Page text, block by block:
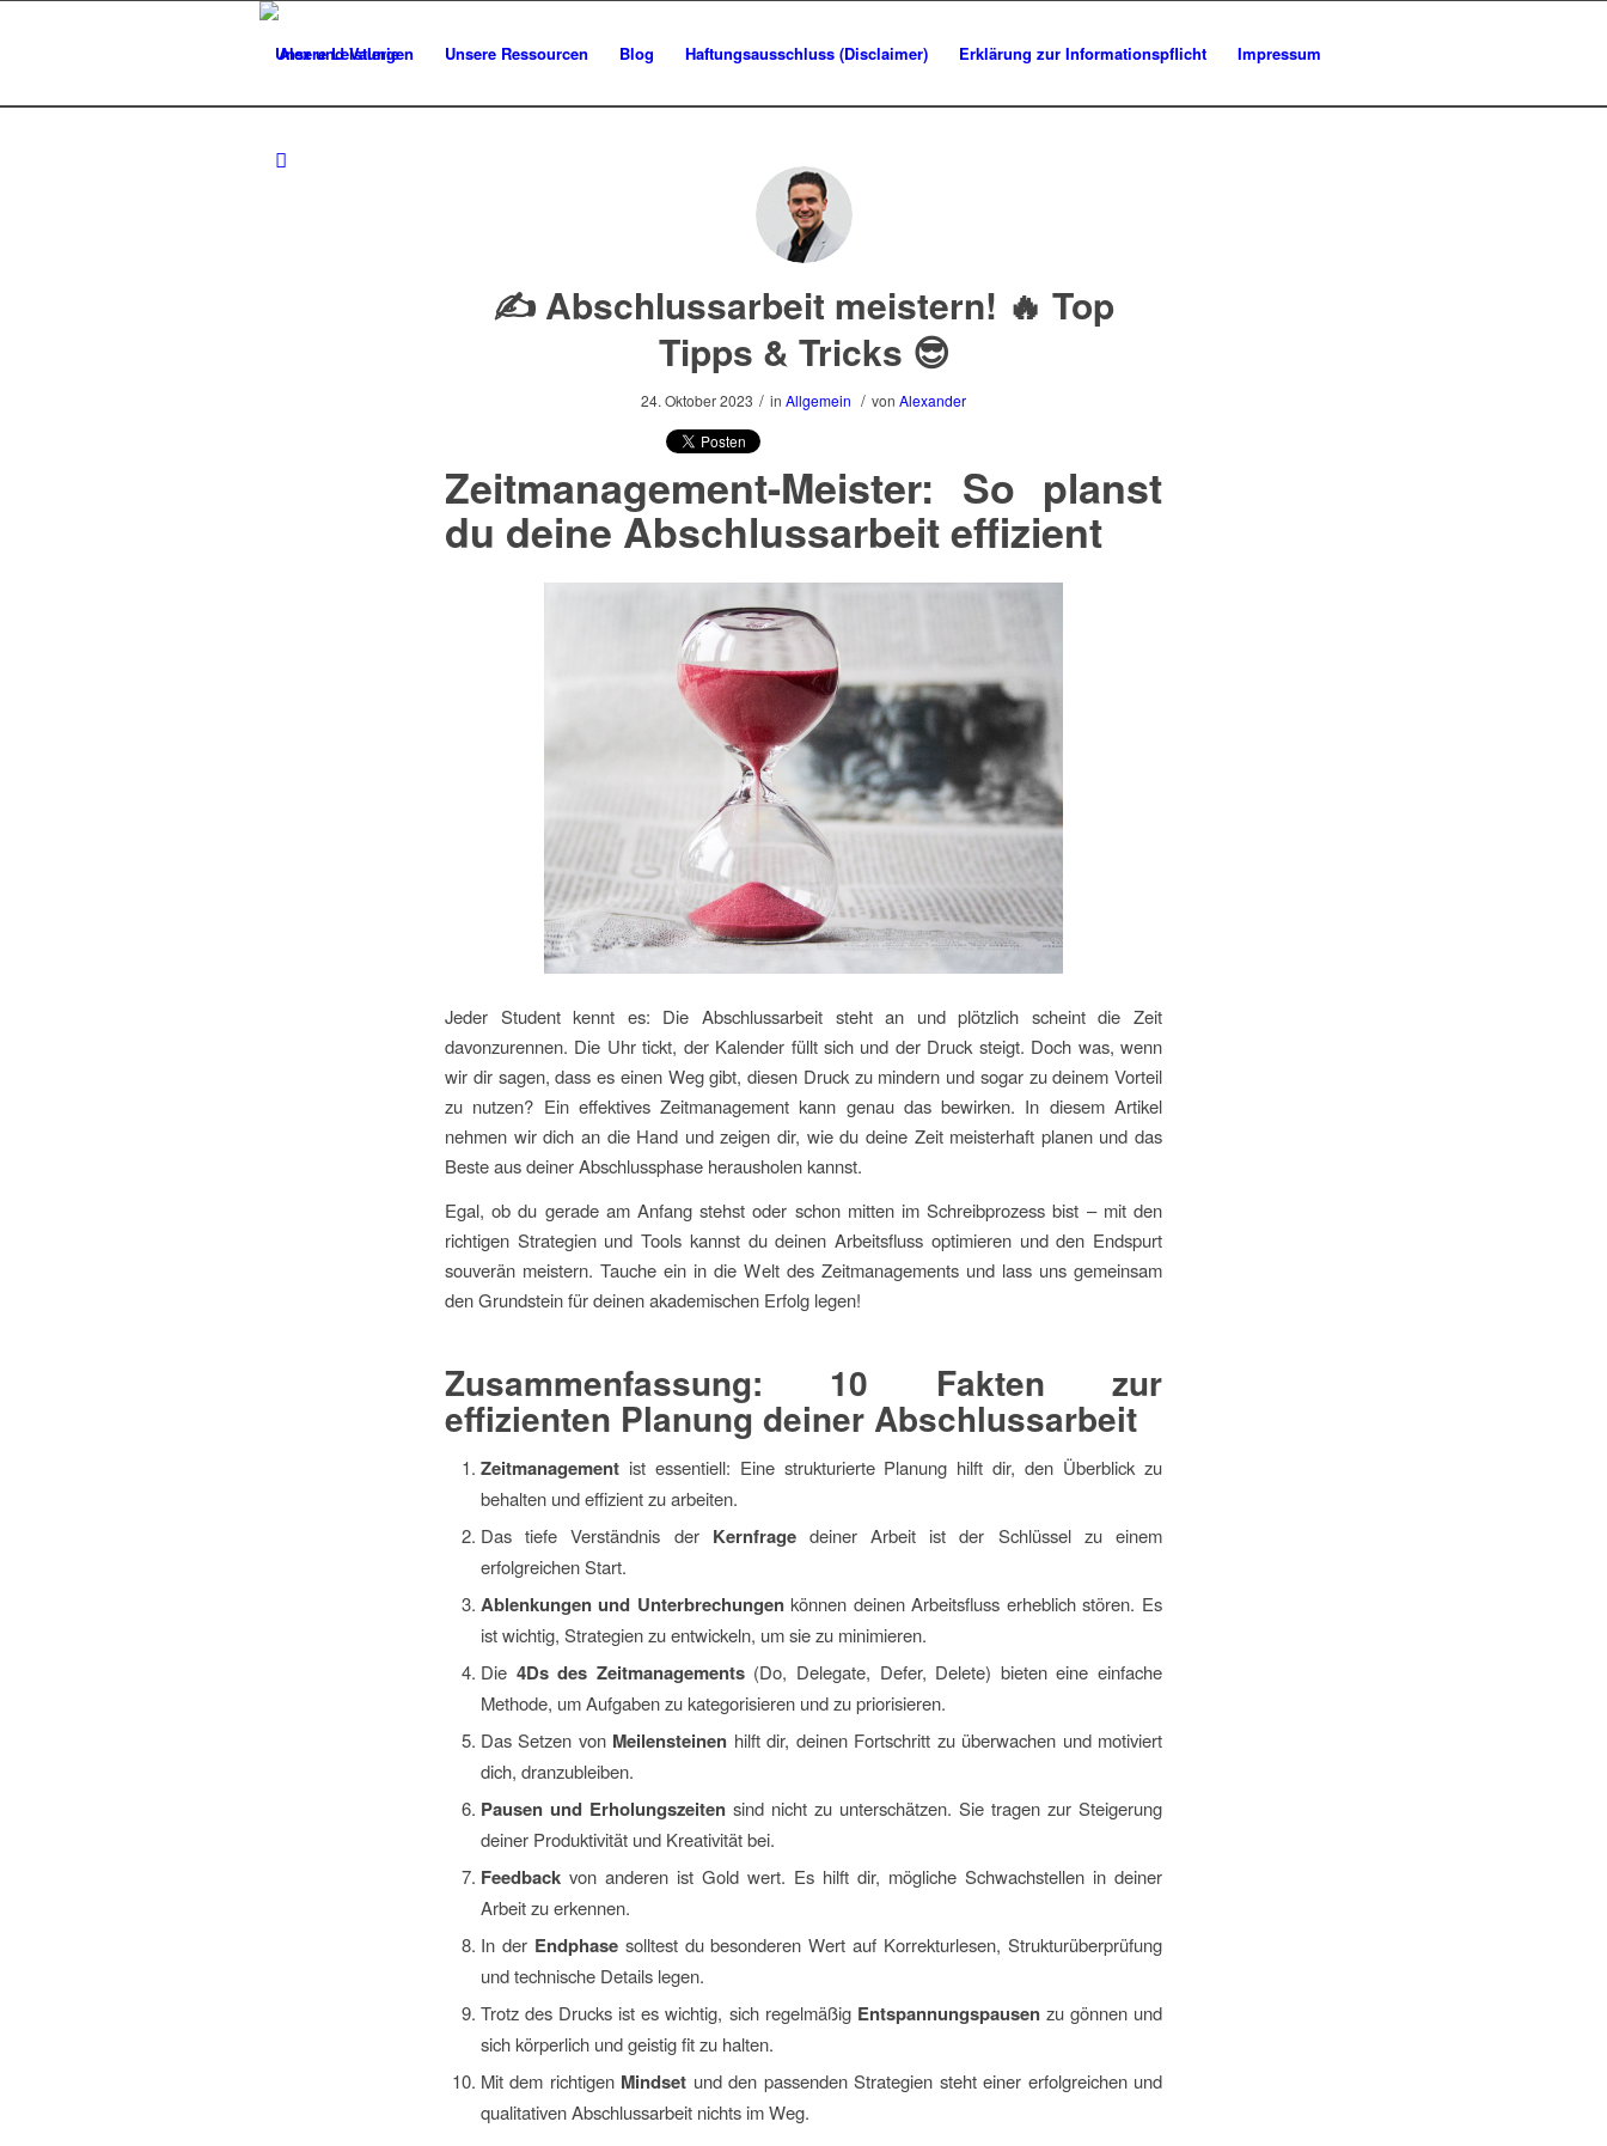
Unsere Leistungen Unsere Ressourcen Blog Haftungsausschluss (Disclaimer) Erklärung zur Informationspflicht Impressum
✍️ Abschlussarbeit meistern! 🔥 Top
Tipps & Tricks 😎
24. Oktober 2023 / in Allgemein / von Alexander
Zeitmanagement-Meister: So planst
du deine Abschlussarbeit effizient
Jeder Student kennt es: Die Abschlussarbeit steht an und plötzlich scheint die Zeit
davonzurennen. Die Uhr tickt, der Kalender füllt sich und der Druck steigt. Doch was, wenn
wir dir sagen, dass es einen Weg gibt, diesen Druck zu mindern und sogar zu deinem Vorteil
zu nutzen? Ein effektives Zeitmanagement kann genau das bewirken. In diesem Artikel
nehmen wir dich an die Hand und zeigen dir, wie du deine Zeit meisterhaft planen und das
Beste aus deiner Abschlussphase herausholen kannst.
Egal, ob du gerade am Anfang stehst oder schon mitten im Schreibprozess bist – mit den
richtigen Strategien und Tools kannst du deinen Arbeitsfluss optimieren und den Endspurt
souverän meistern. Tauche ein in die Welt des Zeitmanagements und lass uns gemeinsam
den Grundstein für deinen akademischen Erfolg legen!
Zusammenfassung: 10 Fakten zur
effizienten Planung deiner Abschlussarbeit
Zeitmanagementist essentiell: Eine strukturierte Planung hilft dir, den Überblick zu
behalten und effizient zu arbeiten.
Das tiefe Verständnis der Kernfragedeiner Arbeit ist der Schlüssel zu einem
erfolgreichen Start.
Ablenkungen und Unterbrechungenkönnen deinen Arbeitsfluss erheblich stören. Es
ist wichtig, Strategien zu entwickeln, um sie zu minimieren.
Die 4Ds des Zeitmanagements(Do, Delegate, Defer, Delete) bieten eine einfache
Methode, um Aufgaben zu kategorisieren und zu priorisieren.
Das Setzen von Meilensteinen hilft dir, deinen Fortschritt zu überwachen und motiviert
dich, dranzubleiben.
Pausen und Erholungszeitensind nicht zu unterschätzen. Sie tragen zur Steigerung
deiner Produktivität und Kreativität bei.
Feedbackvon anderen ist Gold wert. Es hilft dir, mögliche Schwachstellen in deiner
Arbeit zu erkennen.
In der Endphasesolltest du besonderen Wert auf Korrekturlesen, Strukturüberprüfung
und technische Details legen.
Trotz des Drucks ist es wichtig, sich regelmäßig Entspannungspausenzu gönnen und
sich körperlich und geistig fit zu halten.
Mit dem richtigen Mindset und den passenden Strategien steht einer erfolgreichen und
qualitativen Abschlussarbeit nichts im Weg.